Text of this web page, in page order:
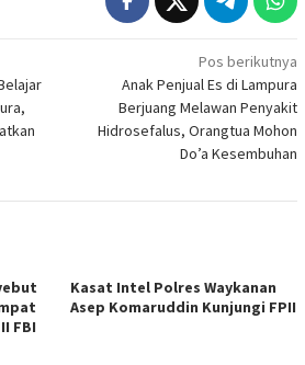
Pos berikutnya
Anak Penjual Es di Lampura
Berjuang Melawan Penyakit
Hidrosefalus, Orangtua Mohon
Do’a Kesembuhan
FBI
Kasat Intel Polres Waykanan
Asep Komaruddin Kunjungi FPII